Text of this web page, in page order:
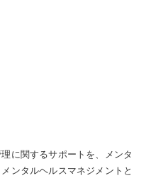
に関するサポートを、メンタ
ンタルヘルスマネジメントと